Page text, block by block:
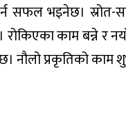
सफल भइनेछ।
काम बन्ने र
नौलो प्रकृतिको काम